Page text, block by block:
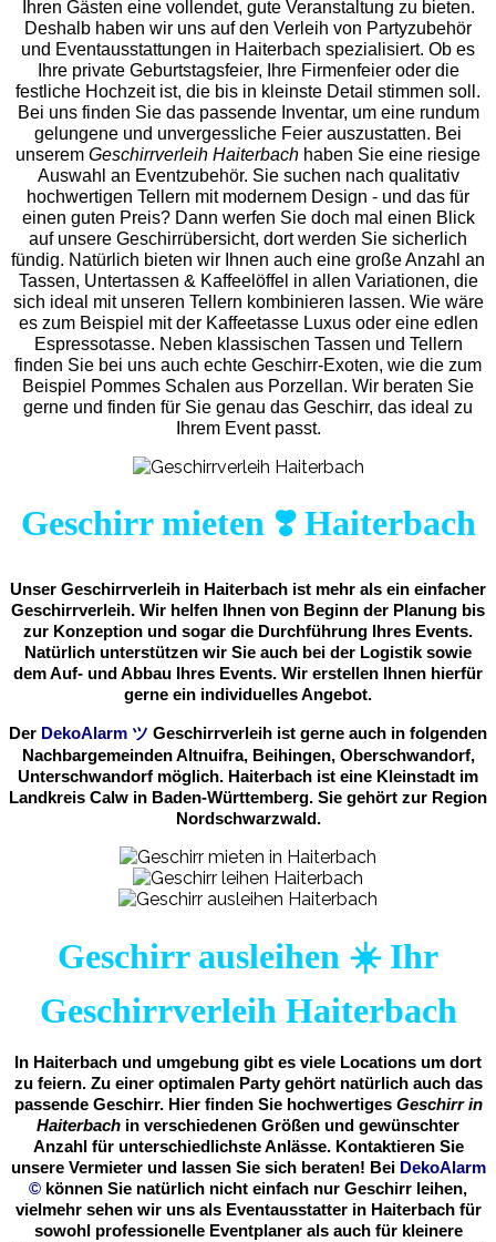
Ihren Gästen eine vollendet, gute Veranstaltung zu bieten.
Deshalb haben wir uns auf den Verleih von Partyzubehör
und Eventausstattungen in Haiterbach spezialisiert. Ob es
Ihre private Geburtstagsfeier, Ihre Firmenfeier oder die
festliche Hochzeit ist, die bis in kleinste Detail stimmen soll.
Bei uns finden Sie das passende Inventar, um eine rundum
gelungene und unvergess liche Feier auszustatten. Bei
unserem Geschirrverleih Haiterbach haben Sie eine riesige
Auswahl an Eventzubehör. Sie suchen nach qualitativ
hochwertigen Tellern mit modernem Design - und das für
einen guten Preis? Dann werfen Sie doch mal einen Blick
auf unsere Geschirrübersicht, dort werden Sie sicherlich
fündig. Natürlich bieten wir Ihnen auch eine große Anzahl an
Tassen, Untertassen & Kaffeelöffel in allen Variationen, die
sich ideal mit unseren Tellern kombinieren lassen. Wie wäre
es zum Beispiel mit der Kaffeetasse Luxus oder eine edlen
Espressotasse. Neben klassischen Tassen und Tellern
finden Sie bei uns auch echte Geschirr-Exoten, wie die zum
Beispiel Pommes Schalen aus Porzellan. Wir beraten Sie
gerne und finden für Sie genau das Geschirr, das ideal zu
Ihrem Event passt.
Geschirr mieten ❣️ Haiterbach
Unser Geschirrverleih in Haiterbach ist mehr als ein einfacher
Geschirrverleih. Wir helfen Ihnen von Beginn der Planung bis
zur Konzeption und sogar die Durchführung Ihres Events.
Natürlich unterstützen wir Sie auch bei der Logistik sowie
dem Auf- und Abbau Ihres Events. Wir erstellen Ihnen hierfür
gerne ein individuelles Angebot.
Der DekoAlarm ツ Geschirrverleih ist gerne auch in folgenden
Nachbargemeinden Altnuifra, Beihingen, Oberschwandorf,
Unterschwandorf möglich. Haiterbach ist eine Kleinstadt im
Landkreis Calw in Baden-Württemberg. Sie gehört zur Region
Nordschwarzwald.
Geschirr ausleihen ☀️ Ihr
Geschirrverleih Haiterbach
In Haiterbach und umgebung gibt es viele Locations um dort
zu feiern. Zu einer optimalen Party gehört natürlich auch das
passende Geschirr. Hier finden Sie hochwertiges Geschirr in
Haiterbach in verschiedenen Größen und gewünschter
Anzahl für unterschiedlichste Anlässe. Kontaktieren Sie
unsere Vermieter und lassen Sie sich beraten! Bei DekoAlarm
© können Sie natürlich nicht einfach nur Geschirr leihen,
vielmehr sehen wir uns als Eventausstatter in Haiterbach für
sowohl professionelle Eventplaner als auch für kleinere